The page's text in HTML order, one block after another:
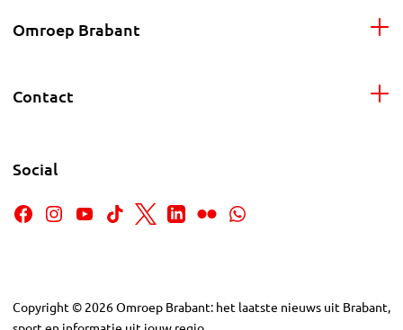
Omroep Brabant
Contact
Social
Copyright © 2026Omroep Brabant: het laatste nieuws uit Brabant,